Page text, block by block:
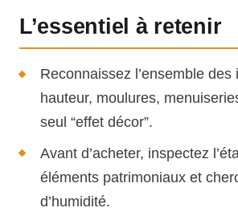
L’essentiel à retenir
Reconnaissez l’ensemble des
hauteur, moulures,
seul “effet décor”.
Avant d’acheter, inspectez
éléments patrimoniaux et
d’humidité.